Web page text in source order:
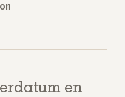
en